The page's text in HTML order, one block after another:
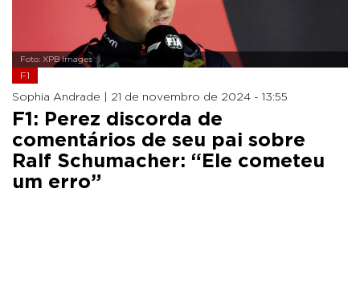
Foto: XPB Images
F1
Sophia Andrade | 21 de novembro de 2024 - 13:55
F1: Perez discorda de
comentários de seu pai sobre
Ralf Schumacher: “Ele cometeu
um erro”